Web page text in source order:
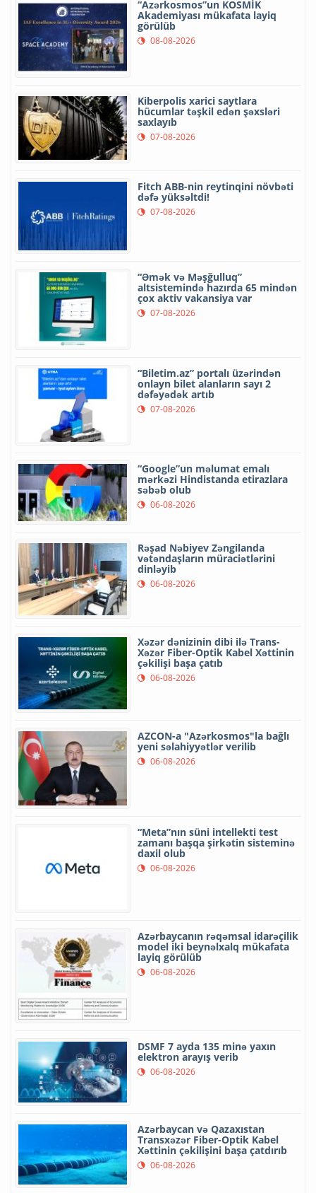
“Azərkosmos”un KOSMİK
Akademiyası mükafata layiq
görülüb
08-08-2026
Kiberpolis xarici saytlara
hücumlar təşkil edən şəxsləri
saxlayıb
07-08-2026
Fitch ABB-nin reytinqini növbəti
dəfə yüksəltdi!
07-08-2026
“Əmək və Məşğulluq”
altsistemində hazırda 65 mindən
çox aktiv vakansiya var
07-08-2026
“Biletim.az” portalı üzərindən
onlayn bilet alanların sayı 2
dəfəyədək artıb
07-08-2026
“Google”un məlumat emalı
mərkəzi Hindistanda etirazlara
səbəb olub
06-08-2026
Rəşad Nəbiyev Zəngilanda
vətəndaşların müraciətlərini
dinləyib
06-08-2026
Xəzər dənizinin dibi ilə Trans-
Xəzər Fiber-Optik Kabel Xəttinin
çəkilişi başa çatıb
06-08-2026
AZCON-a "Azərkosmos"la bağlı
yeni səlahiyyətlər verilib
06-08-2026
“Meta”nın süni intellekti test
zamanı başqa şirkətin sisteminə
daxil olub
06-08-2026
Azərbaycanın rəqəmsal idarəçilik
model iki beynəlxalq mükafata
layiq görülüb
06-08-2026
DSMF 7 ayda 135 minə yaxın
elektron arayış verib
06-08-2026
Azərbaycan və Qazaxıstan
Transxəzər Fiber-Optik Kabel
Xəttinin çəkilişini başa çatdırıb
06-08-2026